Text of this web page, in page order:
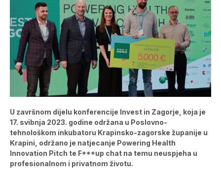
U završnom dijelu konferencije Invest in Zagorje, koja je
17. svibnja 2023. godine održana u Poslovno-
tehnološkom inkubatoru Krapinsko-zagorske županije u
Krapini, održano je natjecanje Powering Health
Innovation Pitch te F***up chat na temu neuspjeha u
profesionalnom i privatnom životu.